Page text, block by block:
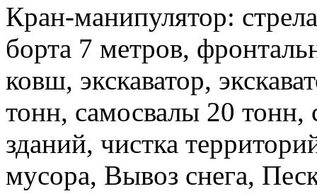
Кран-манипулятор:
борта 7 метров,
ковш, экскаватор,
тонн, самосвалы 20
зданий, чистка
мусора, Вывоз снега,